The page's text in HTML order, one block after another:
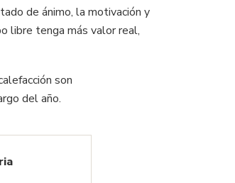
de ánimo, la motivación y
libre tenga más valor real,
son
del año.